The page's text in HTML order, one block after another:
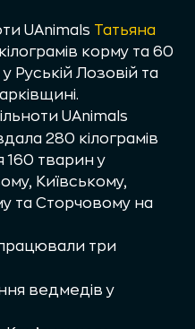
UAnimals Татьяна
корму та 60
Руській Лозовій та
UAnimals
280 кілограмів
160 тварин у
Київському,
та Сторчовому на
три
ведмедів у